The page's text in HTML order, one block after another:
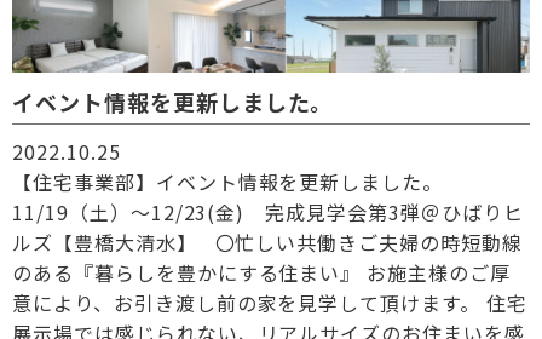
イベント情報を更新しました。
2022.10.25
【住宅事業部】イベント情報を更新しました。
11/19（土）～12/23(金) 完成見学会第3弾＠ひばりヒ
ルズ【豊橋大清水】 〇忙しい共働きご夫婦の時短動線
のある『暮らしを豊かにする住まい』 お施主様のご厚
意により、お引き渡し前の家を見学して頂けます。 住宅